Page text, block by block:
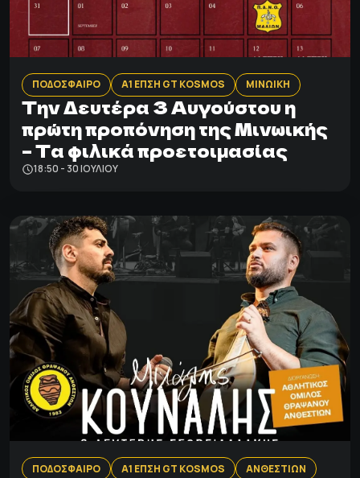
ΠΟΔΟΣΦΑΙΡΟ Α1 ΕΠΣΗ GT KOSMOS ΜΙΝΩΙΚΗ
Tην Δευτέρα 3 Αυγούστου η
πρώτη προπόνηση της Μινωικής
– Τα φιλικά προετοιμασίας
18:50 - 30 ΙΟΥΛΊΟΥ
ΠΟΔΟΣΦΑΙΡΟ Α1 ΕΠΣΗ GT KOSMOS ΑΝΘΕΣΤΙΩΝ